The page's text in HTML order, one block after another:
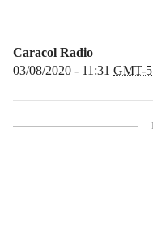
Caracol Radio
03/08/2020 - 11:31 GMT-5